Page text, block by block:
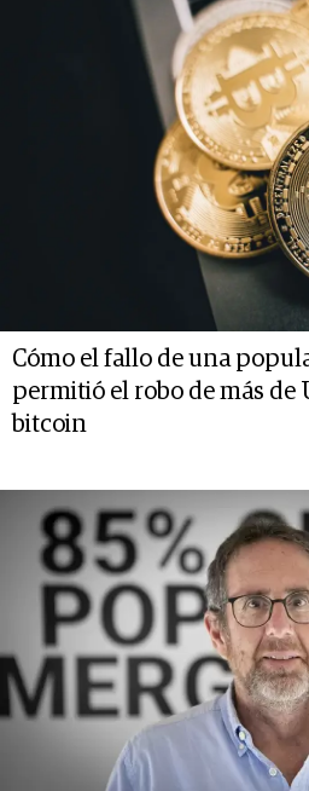
Cómo el fallo de una
permitió el robo de más de
bitcoin